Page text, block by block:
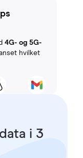
4G- og 5G-
hvilket
i 3